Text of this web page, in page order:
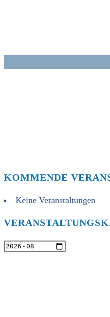
KOMMENDE
Keine Veranstaltungen